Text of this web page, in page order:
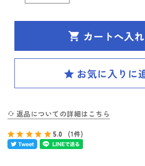
株式会社 学書
SPIRAL（スパイラル）新ラインナップ
英検(R)突破
新刊 高校への準備
返品についての詳細はこちら
5.0 (1件)